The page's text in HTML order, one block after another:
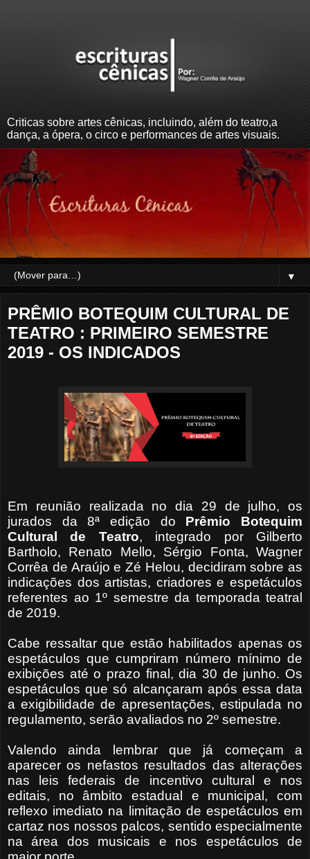
Criticas sobre artes cênicas, incluindo, além do teatro,a
dança, a ópera, o circo e performances de artes visuais.
▼
PRÊMIO BOTEQUIM CULTURAL DE
TEATRO : PRIMEIRO SEMESTRE
2019 - OS INDICADOS
Em reunião realizada no dia 29 de julho, os
jurados da 8ª edição do Prêmio Botequim
Cultural de Teatro, integrado por Gilberto
Bartholo, Renato Mello, Sérgio Fonta, Wagner
Corrêa de Araújo e Zé Helou, decidiram sobre as
indicações dos artistas, criadores e espetáculos
referentes ao 1º semestre da temporada teatral
de 2019.
Cabe ressaltar que estão habilitados apenas os
espetáculos que cumpriram número mínimo de
exibições até o prazo final, dia 30 de junho. Os
espetáculos que só alcançaram após essa data
a exigibilidade de apresentações, estipulada no
regulamento, serão avaliados no 2º semestre.
Valendo ainda lembrar que já começam a
aparecer os nefastos resultados das alterações
nas leis federais de incentivo cultural e nos
editais, no âmbito estadual e municipal, com
reflexo imediato na limitação de espetáculos em
cartaz nos nossos palcos, sentido especialmente
na área dos musicais e nos espetáculos de